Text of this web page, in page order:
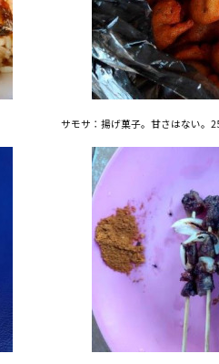
サモサ：揚げ菓子。甘さはない。